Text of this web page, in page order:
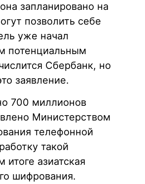
запланировано на
позволить себе
уже начал
потенциальным
Сбербанк, но
заявление.
700 миллионов
Министерством
телефонной
такой
азиатская
шифрования.